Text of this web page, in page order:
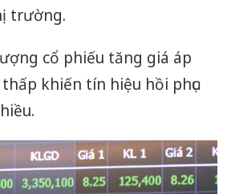
trường.
cổ phiếu tăng giá áp
khiến tín hiệu hồi phục